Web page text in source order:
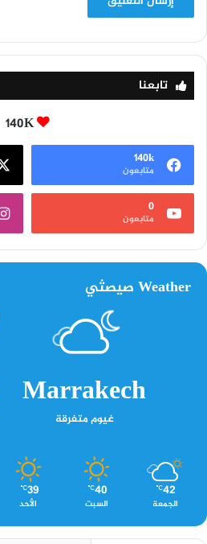
تابعنا
140K
140k
متابعون
0
متابعون
Weather صيصثي
Marrakech
غيوم متفرقة
42
℃
الجمعة
40
℃
السبت
39
℃
الأحد